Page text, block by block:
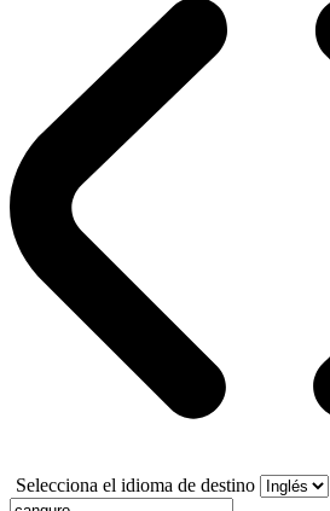
Selecciona el idioma de destino